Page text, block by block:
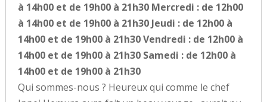
à 14h00 et de 19h00 à 21h30 Mercredi : de 12h00
à 14h00 et de 19h00 à 21h30 Jeudi : de 12h00 à
14h00 et de 19h00 à 21h30 Vendredi : de 12h00 à
14h00 et de 19h00 à 21h30 Samedi : de 12h00 à
14h00 et de 19h00 à 21h30
Qui sommes-nous ? Heureux qui comme le chef